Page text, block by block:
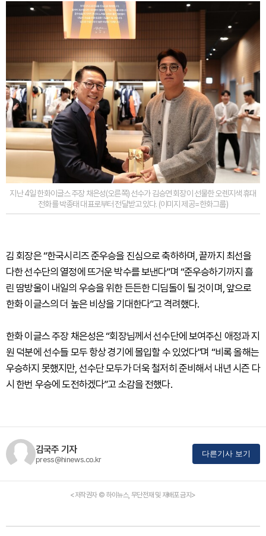
지난 4일 한화이글스 주장 채은성(오른쪽) 선수가 김승연 회장이 선물한 오렌지색 휴대
전화를 박종태 대표로부터 전달받고 있다. (이미지 제공=한화그룹)
김 회장은 “한국시리즈 준우승을 진심으로 축하하며, 끝까지 최선을
다한 선수단의 열정에 뜨거운 박수를 보낸다”며 “준우승하기까지 흘
린 땀방울이 내일의 우승을 위한 든든한 디딤돌이 될 것이며, 앞으로
한화 이글스의 더 높은 비상을 기대한다”고 격려했다.
한화 이글스 주장 채은성은 “회장님께서 선수단에 보여주신 애정과 지
원 덕분에 선수들 모두 항상 경기에 몰입할 수 있었다”며 “비록 올해는
우승하지 못했지만, 선수단 모두가 더욱 철저히 준비해서 내년 시즌 다
시 한번 우승에 도전하겠다”고 소감을 전했다.
김국주 기자
press@hinews.co.kr
다른기사 보기
<저작권자 © 하이뉴스, 무단전재 및 재배포 금지>